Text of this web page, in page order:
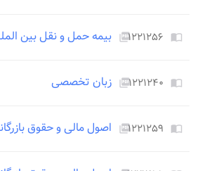
import_contacts ۱۲۲۱۲۵۶picture_as_pdf بیمه حمل و نقل بین
import_contacts ۱۲۲۱۲۴۰picture_as_pdf زبان تخصصی
import_contacts ۱۲۲۱۲۵۹picture_as_pdf اصول مالی و حقوق